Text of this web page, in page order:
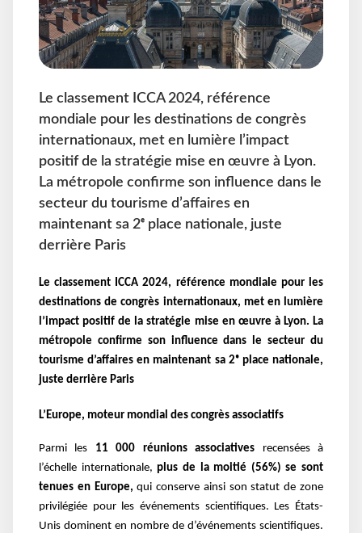
Le classement ICCA 2024, référence
mondiale pour les destinations de congrès
internationaux, met en lumière l’impact
positif de la stratégie mise en œuvre à Lyon.
La métropole confirme son influence dans le
secteur du tourisme d’affaires en
maintenant sa 2ᵉ place nationale, juste
derrière Paris
Le classement ICCA 2024, référence mondiale pour les
destinations de congrès internationaux, met en lumière
l’impact positif de la stratégie mise en œuvre à Lyon. La
métropole confirme son influence dans le secteur du
tourisme d’affaires en maintenant sa 2ᵉ place nationale,
juste derrière Paris
L’Europe, moteur mondial des congrès associatifs
Parmi les 11 000 réunions associatives recensées à
l’échelle internationale,plus de la moitié (56%) se sont
tenues en Europe,qui conserve ainsi son statut de zone
privilégiée pour les événements scientifiques. Les États-
Unis dominent en nombre de d’événements scientifiques.